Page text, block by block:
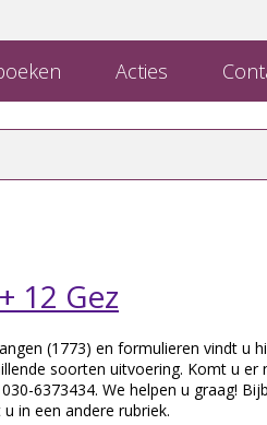
Acties
12 Gez
(1773) en formulieren vindt u
soorten uitvoering. Komt u er
6373434. We helpen u graag!
in een andere rubriek.